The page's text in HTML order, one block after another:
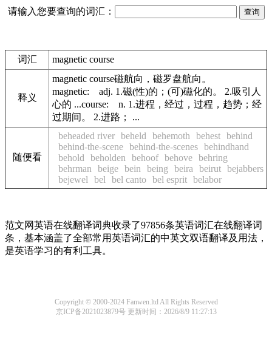
请输入您要查询的词汇：
词汇 magnetic course
释义
magnetic course磁航向，磁罗盘航向。
magnetic: adj. 1.磁(性)的；(可)磁化的。 2.吸引人
心的 ...course: n. 1.进程，经过，过程，趋势；经
过期间。 2.进路； ...
随便看
beheaded river beheld behemoth behest behind
behind-the-scene behind-the-scenes behindhand
behold
beholden behoof behove behring
behrman
beige bein being beira beirut bejabbers
bejewel
bel bel canto bel esprit belabor
范文网英语在线翻译词典收录了97856条英语词汇在线翻译词
条，基本涵盖了全部常用英语词汇的中英文双语翻译及用法，
是英语学习的有利工具。
Copyright © 2000-2024 Fanwen.ltd All Rights Reserved
京ICP备2021023879号更新时间：2026/8/9 11:27:13